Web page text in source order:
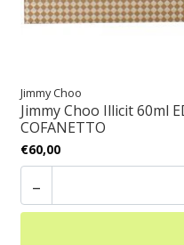
Jimmy Choo
Jimmy Choo Illicit 60ml
COFANETTO
€60,00
-